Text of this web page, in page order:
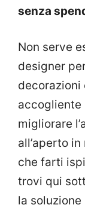
senza
Non serve
designer
decorazioni
accogliente
migliorare
all’aperto
che farti
trovi qui
la